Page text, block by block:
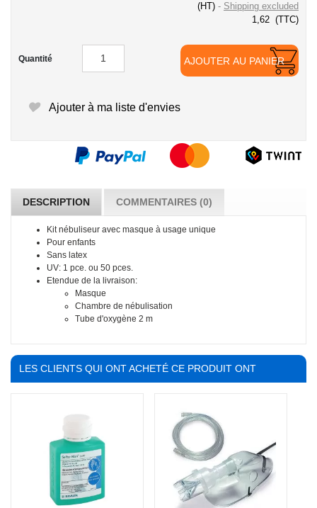
(HT)
Shipping excluded
1,62 (TTC)
Quantité AJOUTER AU PANIER
Ajouter à ma liste d'envies
DESCRIPTION COMMENTAIRES (0)
Kit nébuliseur avec masque à usage unique
Pour enfants
Sans latex
UV: 1 pce. ou 50 pces.
Etendue de la livraison:
Masque
Chambre de nébulisation
Tube d'oxygène 2 m
LES CLIENTS QUI ONT ACHETÉ CE PRODUIT ONT